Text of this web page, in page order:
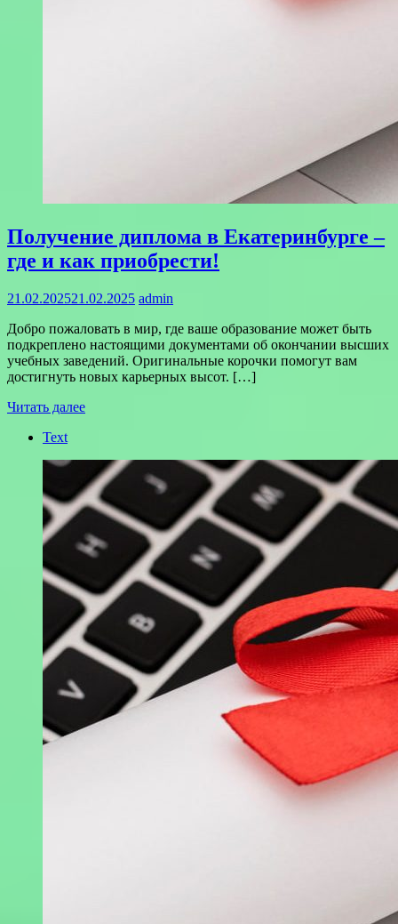
Получение диплома в Екатеринбурге –
где и как приобрести!
21.02.202521.02.2025 admin
Добро пожаловать в мир, где ваше образование может быть
подкреплено настоящими документами об окончании высших
учебных заведений. Оригинальные корочки помогут вам
достигнуть новых карьерных высот. […]
Читать далее
Text